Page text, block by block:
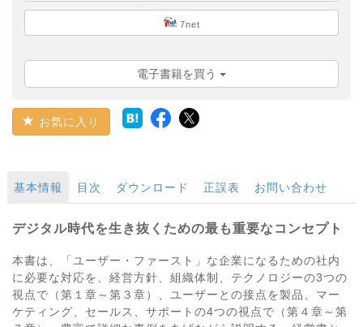
7net
電子書籍を買う
お気に入り
基本情報 目次 ダウンロード 正誤表 お問い合わせ
デジタル時代を生き抜くための最も重要なコンセプト
本書は、「ユーザー・ファースト」な企業になるための社内
に必要な対応を、経営方針、組織体制、テクノロジーの3つの
視点で（第１章～第３章）、ユーザーとの接点を製品、マー
ケティング、セールス、サポートの4つの視点で（第４章～第